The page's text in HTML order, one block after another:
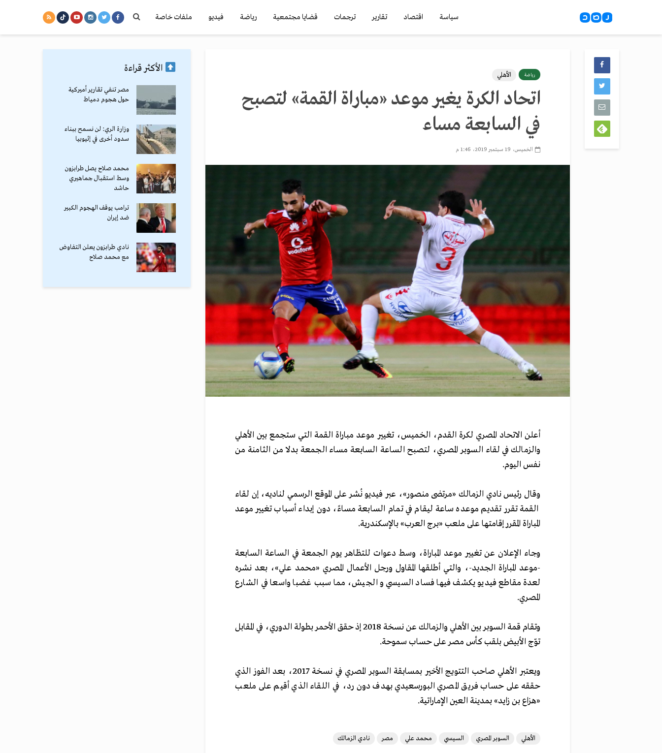
سياسة اقتصاد تقارير ترجمات قضايا مجتمعية رياضة فيديو ملفات خاصة
رياضة الأهلي
اتحاد الكرة يغير موعد «مباراة القمة» لتصبح
في السابعة مساء
الخميس، 19 سبتمبر 2019، 1:46 م
أعلن الاتحاد المصري لكرة القدم، الخميس، تغيير موعد مباراة القمة التي ستجمع بين الأهلي
والزمالك في لقاء السوبر المصري، لتصبح الساعة السابعة مساء الجمعة بدلا من الثامنة من
نفس اليوم.
وقال رئيس نادي الزمالك «مرتضى منصور»، عبر فيديو نُشر على الموقع الرسمي لناديه، إن لقاء
القمة تقرر تقديم موعده ساعة ليقام في تمام السابعة مساءً، دون إبداء أسباب تغيير موعد
المباراة المقرر إقامتها على ملعب «برج العرب» بالإسكندرية.
وجاء الإعلان عن تغيير موعد المباراة، وسط دعوات للتظاهر يوم الجمعة في الساعة السابعة
-موعد المباراة الجديد-، والتي أطلقها المقاول ورجل الأعمال المصري «محمد علي»، بعد نشره
لعدة مقاطع فيديو يكشف فيها فساد السيسي و الجيش، مما سبب غضبا واسعا في الشارع
المصري.
وتقام قمة السوبر بين الأهلي والزمالك عن نسخة 2018 إذ حقق الأحمر بطولة الدوري، في المقابل
توّج الأبيض بلقب كأس مصر على حساب سموحة.
ويعتبر الأهلي صاحب التتويج الأخير بمسابقة السوبر المصري في نسخة 2017، بعد الفوز الذي
حققه على حساب فريق المصري البورسعيدي بهدف دون رد، في اللقاء الذي أقيم على ملعب
«هزاع بن زايد» بمدينة العين الإماراتية.
الأهلي السوبر المصري السيسي محمد علي مصر نادي الزمالك
الأكثر قراءة
مصر تنفي تقارير أميركية
حول هجوم دمياط
وزارة الري: لن نسمح ببناء
سدود أخرى في إثيوبيا
محمد صلاح يصل طرابزون
وسط استقبال جماهيري
حاشد
ترامب يوقف الهجوم الكبير
ضد إيران
نادي طرابزون يعلن التفاوض
مع محمد صلاح